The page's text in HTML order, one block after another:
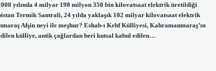
yılında 4 milyar 198 milyon 350 bin kilovatsaat elektrik üretildiği
Termik Santrali, 24 yılda yaklaşık 102 milyar kilovatsaat elektrik
Afşin neyi ile meşhur? Eshab-ı Kehf Külliyesi, Kahramanmaraş’ın
külliye, antik çağlardan beri kutsal kabul edilen…